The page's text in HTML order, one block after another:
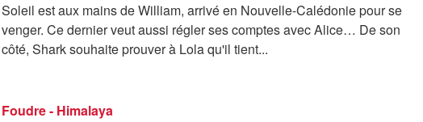
Soleil est aux mains de William, arrivé en Nouvelle-Calédonie pour se
venger. Ce dernier veut aussi régler ses comptes avec Alice… De son
côté, Shark souhaite prouver à Lola qu'il tient...
Foudre - Himalaya